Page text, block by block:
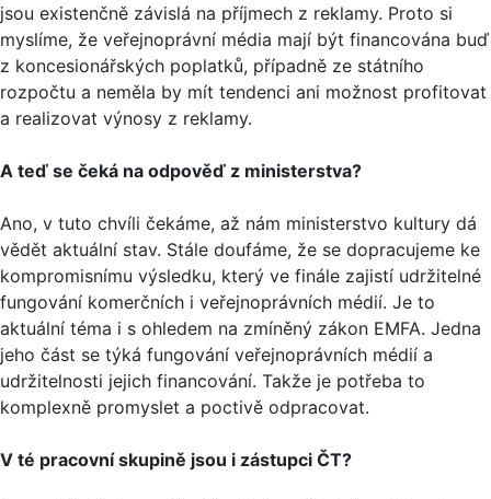
jsou existenčně závislá na příjmech z reklamy. Proto si
myslíme, že veřejnoprávní média mají být financována buď
z koncesionářských poplatků, případně ze státního
rozpočtu a neměla by mít tendenci ani možnost profitovat
a realizovat výnosy z reklamy.
A teď se čeká na odpověď z ministerstva?
Ano, v tuto chvíli čekáme, až nám ministerstvo kultury dá
vědět aktuální stav. Stále doufáme, že se dopracujeme ke
kompromisnímu výsledku, který ve finále zajistí udržitelné
fungování komerčních i veřejnoprávních médií. Je to
aktuální téma i s ohledem na zmíněný zákon EMFA. Jedna
jeho část se týká fungování veřejnoprávních médií a
udržitelnosti jejich financování. Takže je potřeba to
komplexně promyslet a poctivě odpracovat.
V té pracovní skupině jsou i zástupci ČT?